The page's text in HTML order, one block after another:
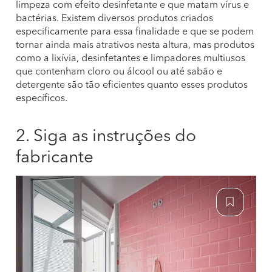
limpeza com efeito desinfetante e que matam vírus e
bactérias. Existem diversos produtos criados
especificamente para essa finalidade e que se podem
tornar ainda mais atrativos nesta altura, mas produtos
como a lixívia, desinfetantes e limpadores multiusos
que contenham cloro ou álcool ou até sabão e
detergente são tão eficientes quanto esses produtos
específicos.
2. Siga as instruções do
fabricante